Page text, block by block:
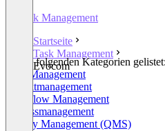
Task Management
Startseite
Task Management
Evocom
In den folgenden Kategorien gelistet:
Task Management
Projektmanagement
Workflow Management
Prozessmanagement
Quality Management (QMS)